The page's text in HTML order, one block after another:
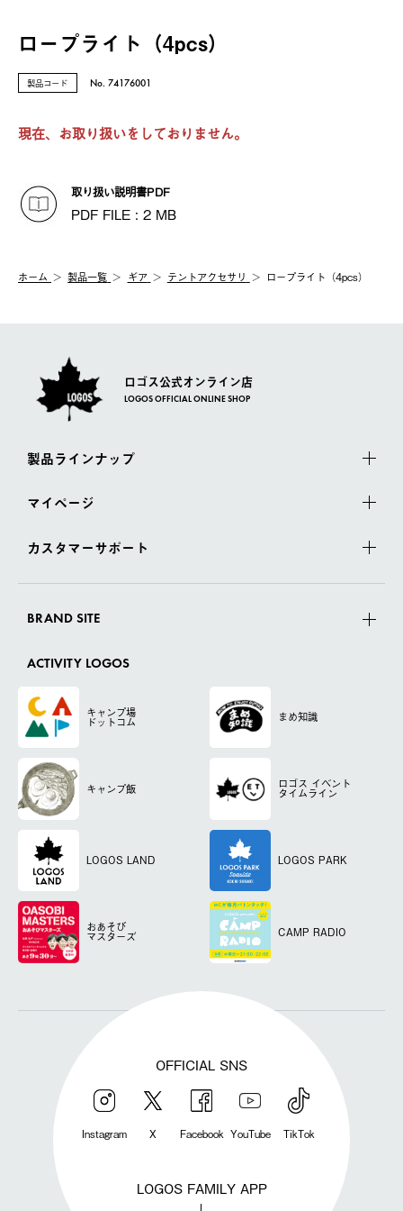
ロープライト（4pcs）
製品コード No. 74176001
現在、お取り扱いをしておりません。
取り扱い説明書PDF
PDF FILE : 2 MB
ホーム 製品⼀覧 ギア テントアクセサリ ロープライト（4pcs）
ロゴス公式オンライン店
LOGOS OFFICIAL ONLINE SHOP
製品ラインナップ
マイページ
カスタマーサポート
BRAND SITE
ACTIVITY LOGOS
キャンプ場
ドットコム まめ知識
キャンプ飯 ロゴス イベント
タイムライン
LOGOS LAND LOGOS PARK
おあそび
マスターズ CAMP RADIO
OFFICIAL SNS
Instagram X Facebook YouTube TikTok
LOGOS FAMILY APP